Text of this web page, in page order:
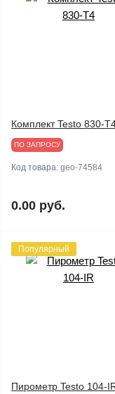
Комплект Testo 830-
ПО ЗАПРОСУ
Код товара: geo-74584
0.00 руб.
Популярный
Пирометр Testo 104-